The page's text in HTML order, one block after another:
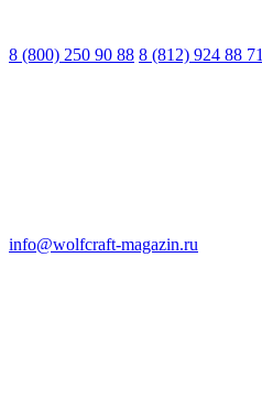
8 (800) 250 90 88 8 (812) 924 88 71
info@wolfcraft-magazin.ru